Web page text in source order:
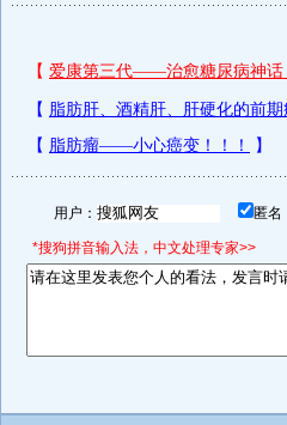
用户： 匿
*搜狗拼音输入法，中文处理专家>>